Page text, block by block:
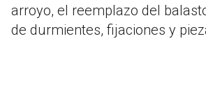
arroyo, el reemplazo del
de durmientes, fijaciones y